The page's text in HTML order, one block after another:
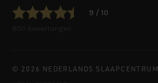
9 / 10
© 2026 NEDERLANDS SLAAPCENTRUM